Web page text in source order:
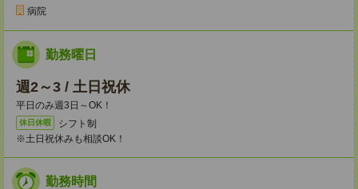
病院
勤務曜日
週2～3 / 土日祝休
平日のみ週3日～OK！
休日休暇
シフト制
※土日祝休みも相談OK！
勤務時間